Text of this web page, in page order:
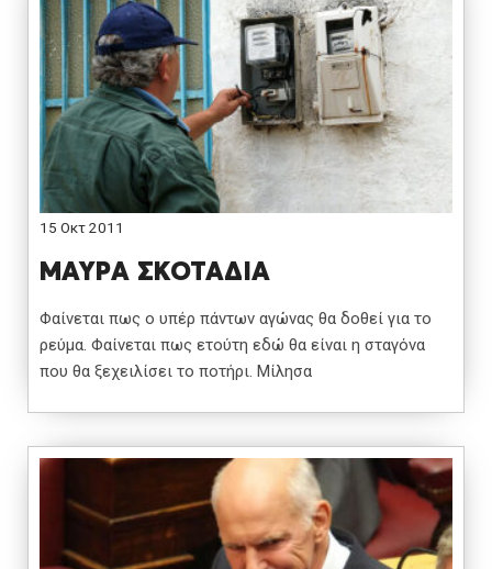
15 Οκτ 2011
ΜΑΥΡΑ ΣΚΟΤΑΔΙΑ
Φαίνεται πως ο υπέρ πάντων αγώνας θα δοθεί για το
ρεύμα. Φαίνεται πως ετούτη εδώ θα είναι η σταγόνα
που θα ξεχειλίσει το ποτήρι. Μίλησα